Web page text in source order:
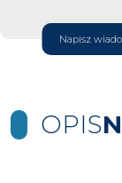
Napisz
OPIS